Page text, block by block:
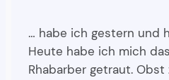
… habe ich gestern und
Heute habe ich mich
Rhabarber getraut.